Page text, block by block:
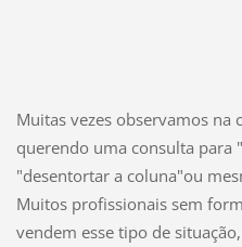
Muitas vezes observamos na
querendo uma consulta para
"desentortar a coluna"ou
Muitos profissionais sem
vendem esse tipo de